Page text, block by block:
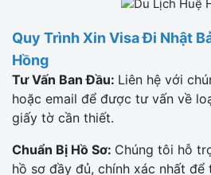
Quy Trình Xin Visa Đi Nhật
Hồng
Tư Vấn Ban Đầu: Liên hệ với
hoặc email để được tư vấn về
giấy tờ cần thiết.
Chuẩn Bị Hồ Sơ: Chúng tôi hỗ
hồ sơ đầy đủ, chính xác nhất để